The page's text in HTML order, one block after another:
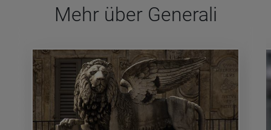
Mehr über Gene­rali